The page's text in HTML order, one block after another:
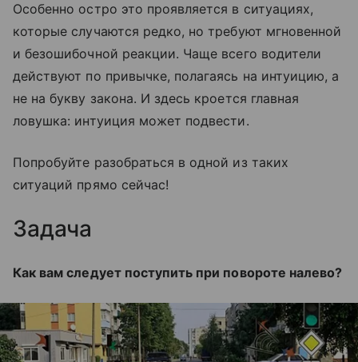
Особенно остро это проявляется в ситуациях,
которые случаются редко, но требуют мгновенной
и безошибочной реакции. Чаще всего водители
действуют по привычке, полагаясь на интуицию, а
не на букву закона. И здесь кроется главная
ловушка: интуиция может подвести.
Попробуйте разобраться в одной из таких
ситуаций прямо сейчас!
Задача
Как вам следует поступить при повороте налево?